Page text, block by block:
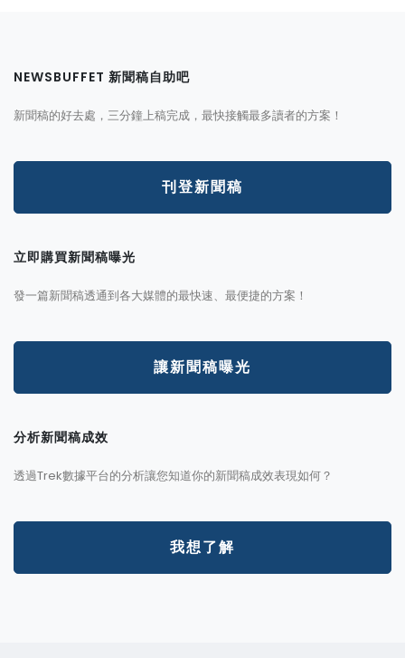
NEWSBUFFET 新聞稿自助吧
新聞稿的好去處，三分鐘上稿完成，最快接觸最多讀者的方案！
刊登新聞稿
立即購買新聞稿曝光
發一篇新聞稿透通到各大媒體的最快速、最便捷的方案！
讓新聞稿曝光
分析新聞稿成效
透過Trek數據平台的分析讓您知道你的新聞稿成效表現如何？
我想了解